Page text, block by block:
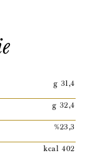
g 31,4
g 32,4
%23,3
kcal 402